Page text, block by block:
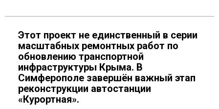
Этот проект не единственный в серии
масштабных ремонтных работ по
обновлению транспортной
инфраструктуры Крыма. В
Симферополе завершён важный этап
реконструкции автостанции
«Курортная».